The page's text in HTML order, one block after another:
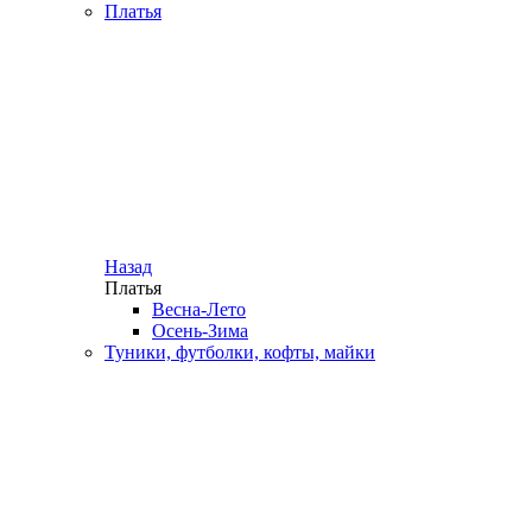
Платья
Назад
Платья
Весна-Лето
Осень-Зима
Туники, футболки, кофты, майки